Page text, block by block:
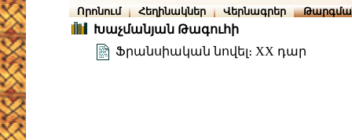
Որոնում Հեղինակներ Վերնագրեր
Խաչմանյան Թագուհի
Ֆրանսիական նովել։ XX դար